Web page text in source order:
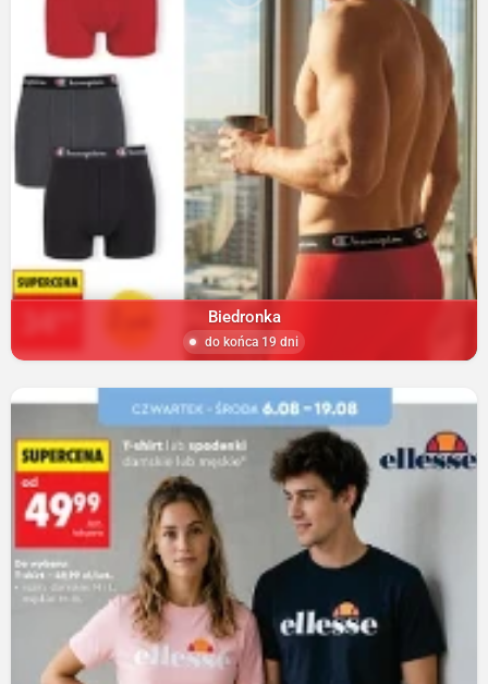
Biedronka
do końca 19 dni